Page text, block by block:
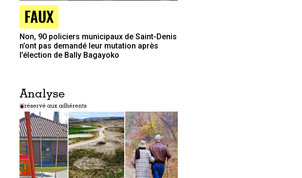
FAUX
Non, 90 policiers municipaux de Saint-Denis
n’ont pas demandé leur mutation après
l’élection de Bally Bagayoko
Analyse
réservé aux adhérents